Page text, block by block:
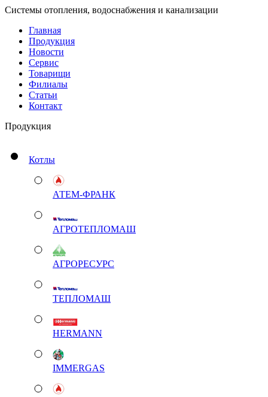
Системы отопления, водоснабжения и канализации
Главная
Продукция
Новости
Сервис
Товарищи
Филиалы
Статьи
Контакт
Продукция
Котлы
АТЕМ-ФРАНК
АГРОТЕПЛОМАШ
АГРОРЕСУРС
ТЕПЛОМАШ
HERMANN
IMMERGAS